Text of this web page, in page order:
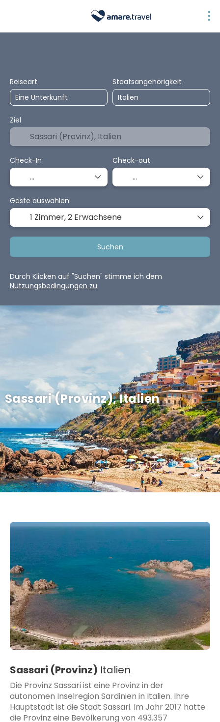
Sassari (Provinz), Italien
Reiseart Staatsangehörigkeit
Ziel
Check-In Check-out
Gäste auswählen:
1 Zimmer,2 Erwachsene
Suchen
Durch Klicken auf "Suchen" stimme ich dem
Nutzungsbedingungen zu
Sassari (Provinz) Italien
Die Provinz Sassari ist eine Provinz in der
autonomen Inselregion Sardinien in Italien. Ihre
Hauptstadt ist die Stadt Sassari. Im Jahr 2017 hatte
die Provinz eine Bevölkerung von 493.357